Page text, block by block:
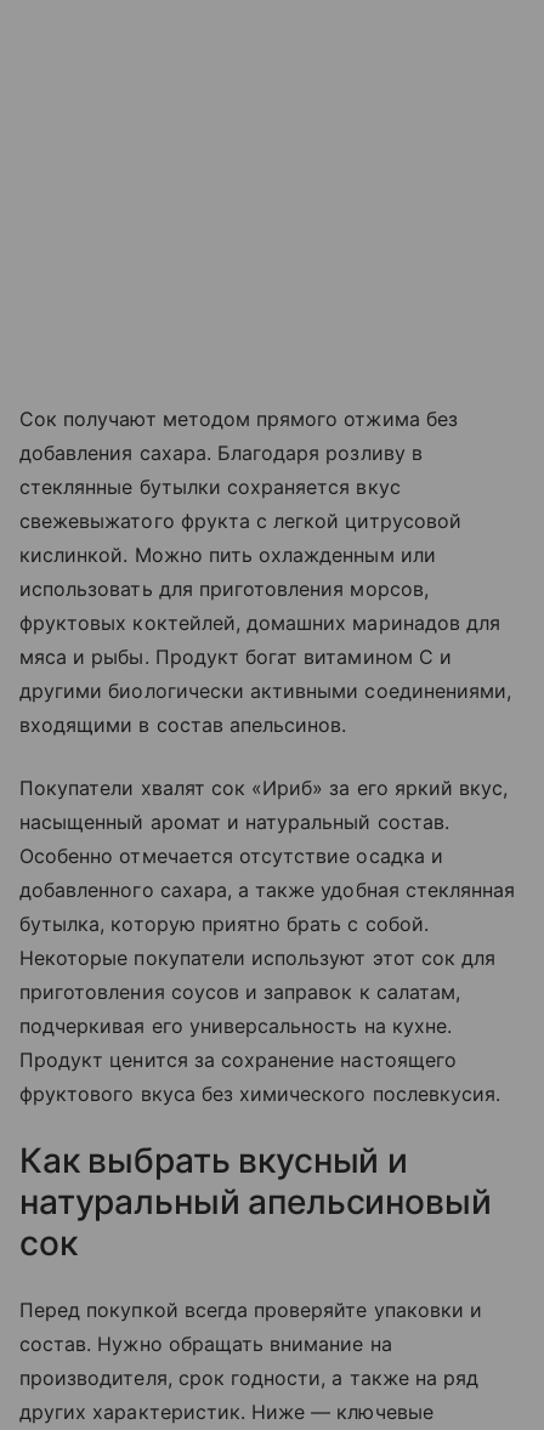
Сок получают методом прямого отжима без
добавления сахара. Благодаря розливу в
стеклянные бутылки сохраняется вкус
свежевыжатого фрукта с легкой цитрусовой
кислинкой. Можно пить охлажденным или
использовать для приготовления морсов,
фруктовых коктейлей, домашних маринадов для
мяса и рыбы. Продукт богат витамином C и
другими биологически активными соединениями,
входящими в состав апельсинов.
Покупатели хвалят сок «Ириб» за его яркий вкус,
насыщенный аромат и натуральный состав.
Особенно отмечается отсутствие осадка и
добавленного сахара, а также удобная стеклянная
бутылка, которую приятно брать с собой.
Некоторые покупатели используют этот сок для
приготовления соусов и заправок к салатам,
подчеркивая его универсальность на кухне.
Продукт ценится за сохранение настоящего
фруктового вкуса без химического послевкусия.
Как выбрать вкусный и
натуральный апельсиновый
сок
Перед покупкой всегда проверяйте упаковки и
состав. Нужно обращать внимание на
производителя, срок годности, а также на ряд
других характеристик. Ниже — ключевые